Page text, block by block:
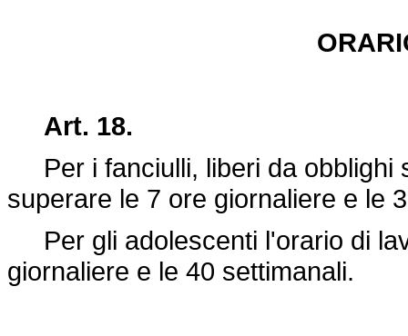
Art. 18.
Per i fanciulli, liberi da obblighi
superare le 7 ore giornaliere e le
Per gli adolescenti l'orario di
giornaliere e le 40 settimanali.